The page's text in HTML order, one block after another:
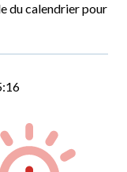
du calendrier pour